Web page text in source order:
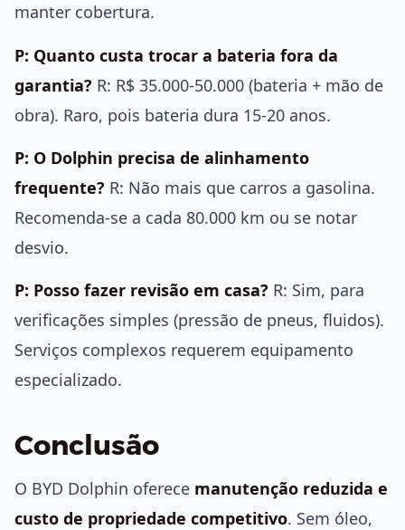
manter cobertura.
P: Quanto custa trocar a bateria fora da
garantia? R: R$ 35.000-50.000 (bateria + mão de
obra). Raro, pois bateria dura 15-20 anos.
P: O Dolphin precisa de alinhamento
frequente? R: Não mais que carros a gasolina.
Recomenda-se a cada 80.000 km ou se notar
desvio.
P: Posso fazer revisão em casa? R: Sim, para
verificações simples (pressão de pneus, fluidos).
Serviços complexos requerem equipamento
especializado.
Conclusão
O BYD Dolphin oferece manutenção reduzida e
custo de propriedade competitivo. Sem óleo,